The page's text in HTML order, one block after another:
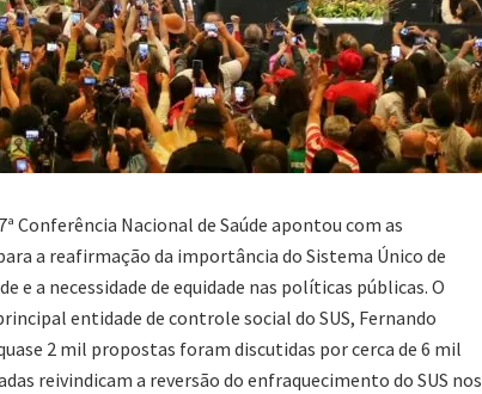
Conferência Nacional de Saúde apontou com as
a reafirmação da importância do Sistema Único de
e a necessidade de equidade nas políticas públicas. O
entidade de controle social do SUS, Fernando
2 mil propostas foram discutidas por cerca de 6 mil
reivindicam a reversão do enfraquecimento do SUS nos